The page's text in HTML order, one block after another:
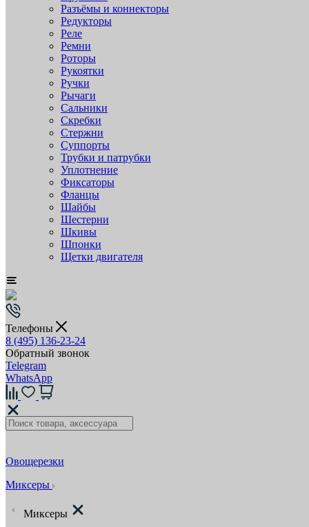
Разъёмы и коннекторы
Редукторы
Реле
Ремни
Роторы
Рукоятки
Ручки
Рычаги
Сальники
Скребки
Стержни
Суппорты
Трубки и патрубки
Уплотнение
Фиксаторы
Фланцы
Шайбы
Шестерни
Шкивы
Шпонки
Щетки двигателя
Телефоны
8 (495) 136-23-24
Обратный звонок
Telegram
WhatsApp
Овощерезки
Миксеры
Миксеры